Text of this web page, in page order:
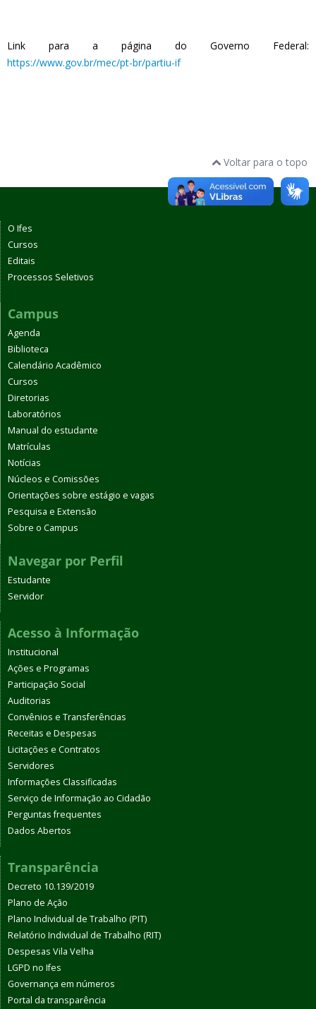
Link para a página do Governo Federal:
https://www.gov.br/mec/pt-br/partiu-if
Voltar para o topo
O Ifes
Cursos
Editais
Processos Seletivos
Campus
Agenda
Biblioteca
Calendário Acadêmico
Cursos
Diretorias
Laboratórios
Manual do estudante
Matrículas
Notícias
Núcleos e Comissões
Orientações sobre estágio e vagas
Pesquisa e Extensão
Sobre o Campus
Navegar por Perfil
Estudante
Servidor
Acesso à Informação
Institucional
Ações e Programas
Participação Social
Auditorias
Convênios e Transferências
Receitas e Despesas
Licitações e Contratos
Servidores
Informações Classificadas
Serviço de Informação ao Cidadão
Perguntas frequentes
Dados Abertos
Transparência
Decreto 10.139/2019
Plano de Ação
Plano Individual de Trabalho (PIT)
Relatório Individual de Trabalho (RIT)
Despesas Vila Velha
LGPD no Ifes
Governança em números
Portal da transparência